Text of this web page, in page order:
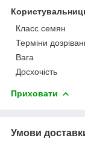
Класс семян
Терміни
Вага
Досхочість
Приховати
Умови